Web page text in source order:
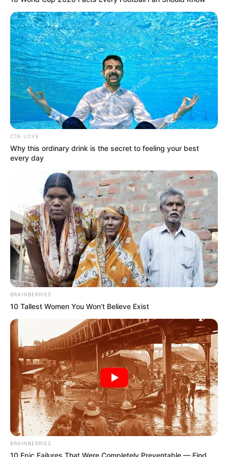
Csakhogy közben egyre többen már nem
megijednek tőlük.
Hanem nevetnek rajtuk.
CTA LOVE
Why this ordinary drink is the secret to feeling your best
every day
BRAINBERRIES
10 Tallest Women You Won't Believe Exist
BRAINBERRIES
10 Epic Failures That Were Completely Preventable — Find